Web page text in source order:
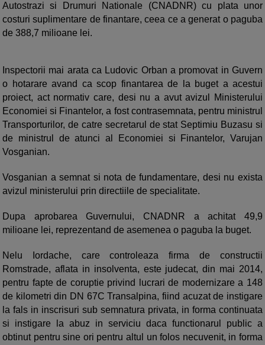
Autostrazi si Drumuri Nationale (CNADNR) cu plata unor
costuri suplimentare de finantare, ceea ce a generat o paguba
de 388,7 milioane lei.
Inspectorii mai arata ca Ludovic Orban a promovat in Guvern
o hotarare avand ca scop finantarea de la buget a acestui
proiect, act normativ care, desi nu a avut avizul Ministerului
Economiei si Finantelor, a fost contrasemnata, pentru ministrul
Transporturilor, de catre secretarul de stat Septimiu Buzasu si
de ministrul de atunci al Economiei si Finantelor, Varujan
Vosganian.
Vosganian a semnat si nota de fundamentare, desi nu exista
avizul ministerului prin directiile de specialitate.
Dupa aprobarea Guvernului, CNADNR a achitat 49,9
milioane lei, reprezentand de asemenea o paguba la buget.
Nelu Iordache, care controleaza firma de constructii
Romstrade, aflata in insolventa, este judecat, din mai 2014,
pentru fapte de coruptie privind lucrari de modernizare a 148
de kilometri din DN 67C Transalpina, fiind acuzat de instigare
la fals in inscrisuri sub semnatura privata, in forma continuata
si instigare la abuz in serviciu daca functionarul public a
obtinut pentru sine ori pentru altul un folos necuvenit, in forma